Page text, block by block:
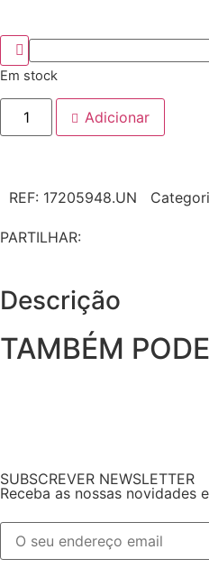
Em stock
Adicionar
REF: 17205948.UN
PARTILHAR:
Descrição
TAMBÉM
SUBSCREVER NEWSLETTER
Receba as nossas novidades